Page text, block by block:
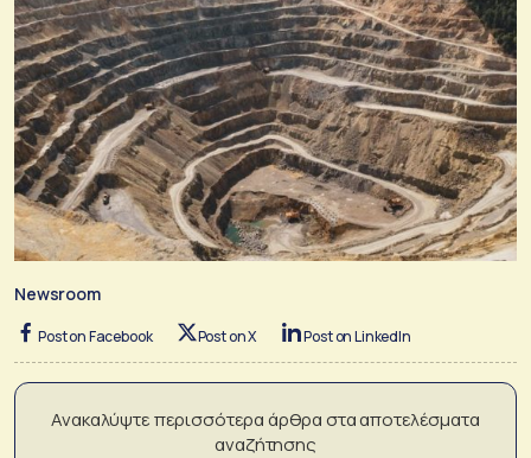
Newsroom
Post on Facebook Post on X Post on LinkedIn
Ανακαλύψτε περισσότερα άρθρα στα αποτελέσματα
αναζήτησης